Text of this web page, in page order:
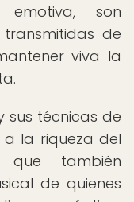
son
de
viva la
sus técnicas de
a la riqueza del
que también
de quienes